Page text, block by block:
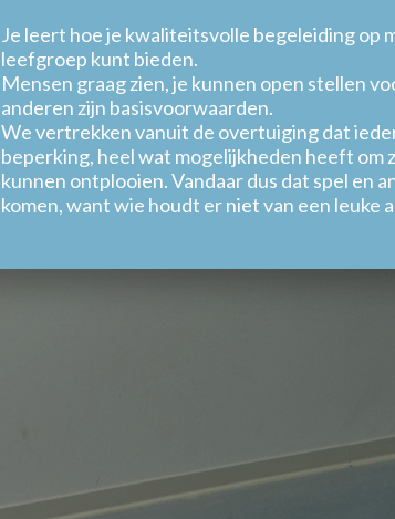
Je leert hoe je kwaliteitsvolle begeleiding op
leefgroep kunt bieden.
Mensen graag zien, je kunnen open stellen
anderen zijn basisvoorwaarden.
We vertrekken vanuit de overtuiging dat
beperking, heel wat mogelijkheden heeft om
kunnen ontplooien. Vandaar dus dat spel en
komen, want wie houdt er niet van een leuke